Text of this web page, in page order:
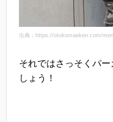
出典：https://otokomaeken.com/
それではさっそくパ
しょう！